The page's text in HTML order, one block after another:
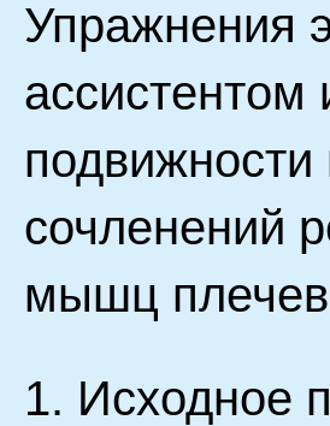
Упражнения
подвижности
сочленений
мышц
1. Исходное